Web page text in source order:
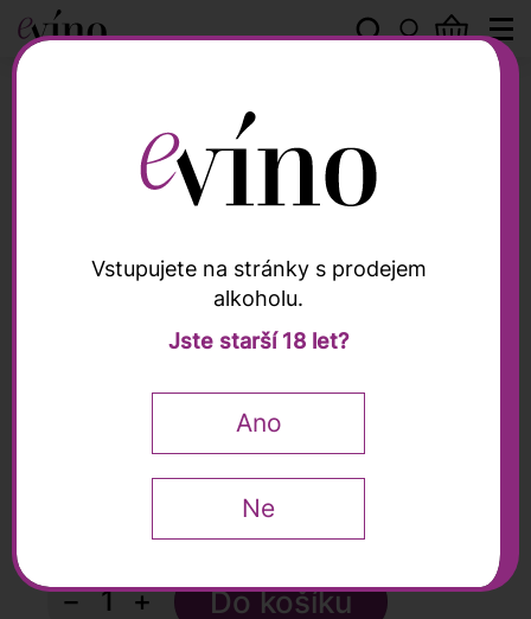
Sauvignon Premium
2023, THAYA, 0,75l
− +
Vstupujete na stránky s prodejem
alkoholu.
Jste starší 18 let?
Ano
Ne